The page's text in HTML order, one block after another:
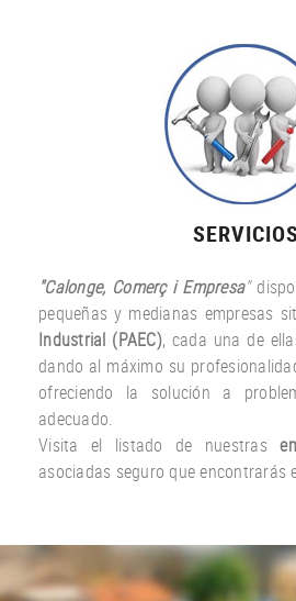
SERVICIOS
"Calonge, Comerç i Empresa"
pequeñas y medianas empresas
Industrial (PAEC), cada una de
dando al máximo su
ofreciendo la solución a
adecuado.
Visita el listado de nuestras
asociadas seguro que encontrarás